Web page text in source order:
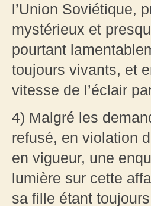
l’Union Soviétique,
mystérieux et
pourtant
toujours vivants, et
vitesse de l’éclair
4) Malgré les
refusé, en violation
en vigueur, une
lumière sur cette
sa fille étant